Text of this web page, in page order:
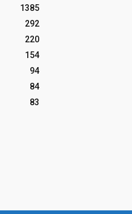
1385
292
220
154
94
84
83